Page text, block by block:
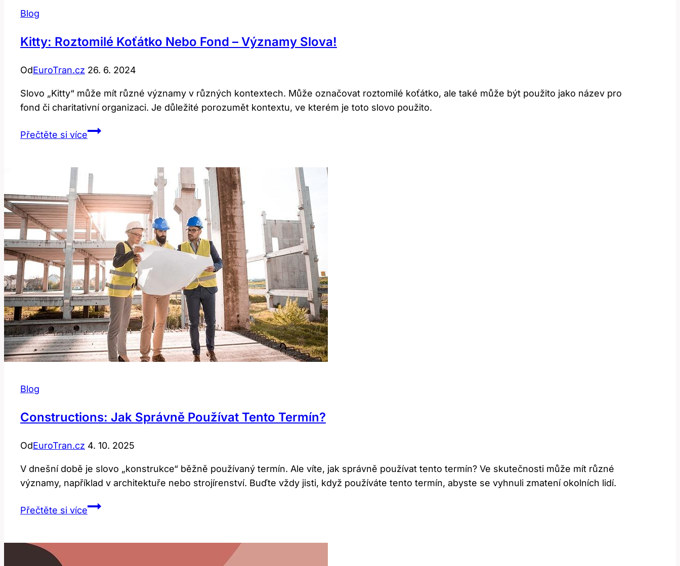
Blog
Kitty: Roztomilé Koťátko Nebo Fond – Významy Slova!
OdEuroTran.cz 26. 6. 2024
Slovo „Kitty“ může mít různé významy v různých kontextech. Může označovat roztomilé koťátko, ale také může být použito jako název pro
fond či charitativní organizaci. Je důležité porozumět kontextu, ve kterém je toto slovo použito.
Přečtěte si víceKitty:
nebo
Fond
–
Významy
Slova!
Blog
Constructions: Jak Správně Používat Tento Termín?
OdEuroTran.cz 4. 10. 2025
V dnešní době je slovo „konstrukce“ běžně používaný termín. Ale víte, jak správně používat tento termín? Ve skutečnosti může mít různé
významy, například v architektuře nebo strojírenství. Buďte vždy jisti, když používáte tento termín, abyste se vyhnuli zmatení okolních lidí.
Přečtěte si víceConstructions: